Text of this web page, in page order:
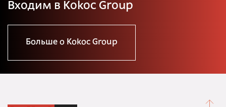
Входим в Kokoc Group
Больше о Kokoc Group